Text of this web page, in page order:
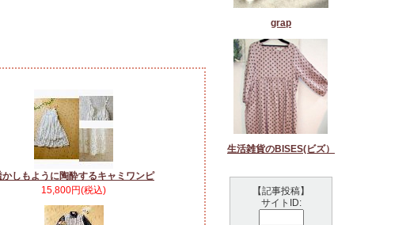
かしもように陶酔するキャミワンピ
15,800円(税込)
grap
生活雑貨のBISES(ビズ）
【記事投稿】
サイトID: